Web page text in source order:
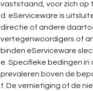
vaststaand, voor zich op
d. eServiceware is
directie of andere
vertegenwoordigers of
binden eServiceware
e. Specifieke bedingen
prevaleren boven de
f. De vernietiging of de